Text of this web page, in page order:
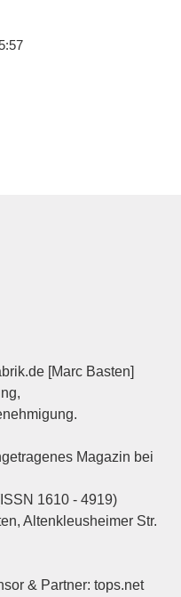
[Marc Basten]
Magazin bei
1610 - 4919)
Altenkleusheimer Str.
& Partner: tops.net